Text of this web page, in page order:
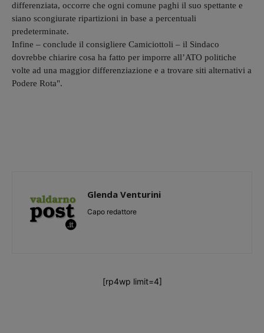
differenziata, occorre che ogni comune paghi il suo spettante e
siano scongiurate ripartizioni in base a percentuali
predeterminate.
Infine – conclude il consigliere Camiciottoli – il Sindaco
dovrebbe chiarire cosa ha fatto per imporre all’ATO politiche
volte ad una maggior differenziazione e a trovare siti alternativi a
Podere Rota".
Glenda Venturini
Capo redattore
[rp4wp limit=4]